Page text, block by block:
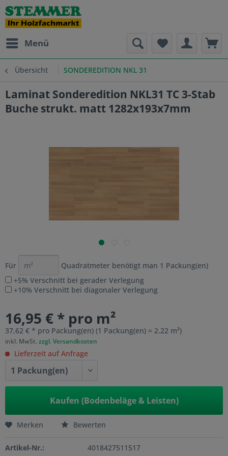
Menü
Übersicht SONDEREDITION NKL 31
Laminat Sonderedition NKL31 TC 3-Stab
Buche strukt. matt 1282x193x7mm
Für Quadratmeter benötigt man 1 Packung(en)
+5% Verschnitt bei gerader Verlegung
+10% Verschnitt bei diagonaler Verlegung
16,95 € * pro m²
37,62 € * pro Packung(en) (1 Packung(en) = 2.22 m²)
inkl. MwSt. zzgl. Versandkosten
Lieferzeit auf Anfrage
Kaufen (Bodenbeläge & Leisten)
Merken Bewerten
Artikel-Nr.: 4018427511517